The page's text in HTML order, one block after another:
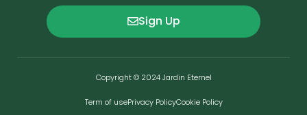
Sign Up
Copyright © 2024 Jardin Eternel
Term of usePrivacy PolicyCookie Policy